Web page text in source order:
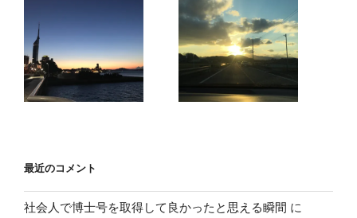
最近のコメント
社会人で博士号を取得して良かったと思える瞬間 に